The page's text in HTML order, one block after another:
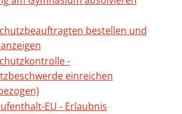
bestellen und
-
einreichen
EU - Erlaubnis